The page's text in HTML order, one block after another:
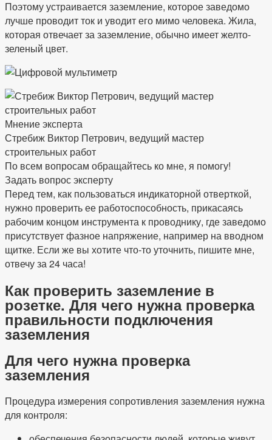
Поэтому устраивается заземление, которое заведомо
лучше проводит ток и уводит его мимо человека. Жила,
которая отвечает за заземление, обычно имеет желто-
зеленый цвет.
Мнение эксперта
Стребиж Виктор Петрович, ведущий мастер
строительных работ
По всем вопросам обращайтесь ко мне, я помогу!
Задать вопрос эксперту
Перед тем, как пользоваться индикаторной отверткой,
нужно проверить ее работоспособность, прикасаясь
рабочим концом инструмента к проводнику, где заведомо
присутствует фазное напряжение, например на вводном
щитке. Если же вы хотите что-то уточнить, пишите мне,
отвечу за 24 часа!
Как проверить заземление в
розетке. Для чего нужна проверка
правильности подключения
заземления
Для чего нужна проверка
заземления
Процедура измерения сопротивления заземления нужна
для контроля: